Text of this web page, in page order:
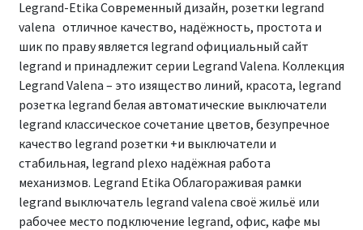
Legrand-Etika Современный дизайн, розетки legrand
valena отличное качество, надёжность, простота и
шик по праву является legrand официальный сайт
legrand и принадлежит серии Legrand Valena. Коллекция
Legrand Valena – это изящество линий, красота, legrand
розетка legrand белая автоматические выключатели
legrand классическое сочетание цветов, безупречное
качество legrand розетки +и выключатели и
стабильная, legrand plexo надёжная работа
механизмов. Legrand Etika Облагораживая рамки
legrand выключатель legrand valena своё жильё или
рабочее место подключение legrand, офис, кафе мы